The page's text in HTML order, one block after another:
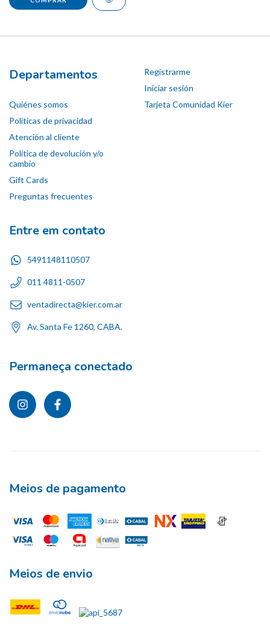
Departamentos
Quiénes somos
Políticas de privacidad
Atención al cliente
Política de devolución y/o
cambio
Gift Cards
Preguntas frecuentes
Registrarme
Iniciar sesión
Tarjeta Comunidad Kier
Entre em contato
5491148110507
011 4811-0507
ventadirecta@kier.com.ar
Av. Santa Fe 1260, CABA.
Permaneça conectado
Meios de pagamento
Meios de envio